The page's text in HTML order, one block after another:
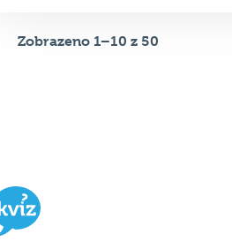
Zobrazeno 1–10 z 50